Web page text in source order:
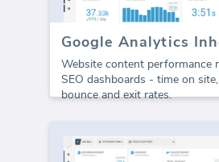
Website content performance
SEO dashboards - time on
bounce and exit rates.